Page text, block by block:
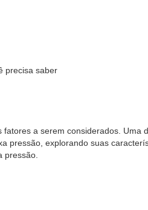
precisa saber
a serem considerados.
pressão, explorando suas
pressão.